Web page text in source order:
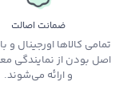
ضمانت اصالت
تمامی کالاها اورجینال و
اصل بودن از نمایندگی
و ارائه می‌شوند.